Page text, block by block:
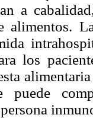
a
alimentos.
los
puede